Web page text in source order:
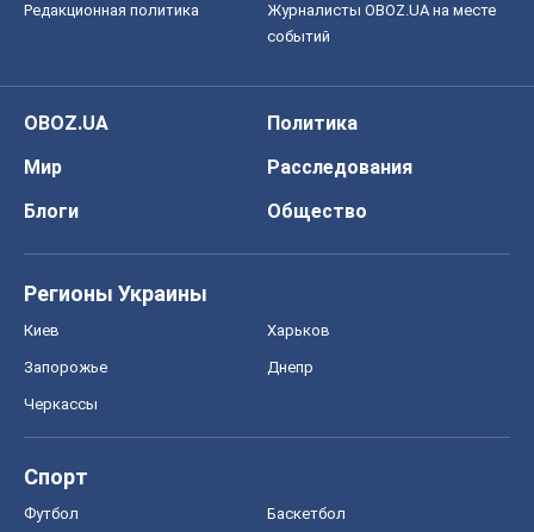
Редакционная политика
Журналисты OBOZ.UA на месте
событий
OBOZ.UA
Политика
Мир
Расследования
Блоги
Общество
Регионы Украины
Киев Харьков
Запорожье Днепр
Черкассы
Спорт
Футбол Баскетбол